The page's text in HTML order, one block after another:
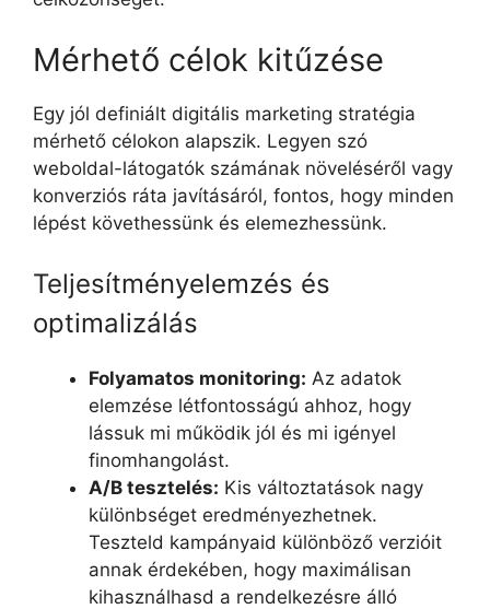
Mérhető célok kitűzése
Egy jól definiált digitális marketing stratégia
mérhető célokon alapszik. Legyen szó
weboldal-látogatók számának növeléséről vagy
konverziós ráta javításáról, fontos, hogy minden
lépést követhessünk és elemezhessünk.
Teljesítményelemzés és
optimalizálás
Folyamatos monitoring: Az adatok
elemzése létfontosságú ahhoz, hogy
lássuk mi működik jól és mi igényel
finomhangolást.
A/B tesztelés: Kis változtatások nagy
különbséget eredményezhetnek.
Teszteld kampányaid különböző verzióit
annak érdekében, hogy maximálisan
kihasználhasd a rendelkezésre álló